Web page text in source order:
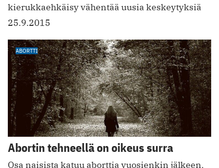
kierukkaehkäisy vähentää uusia keskeytyksiä
25.9.2015
ABORTTI
Abortin tehneellä on oikeus surra
Osa naisista katuu aborttia vuosienkin jälkeen.